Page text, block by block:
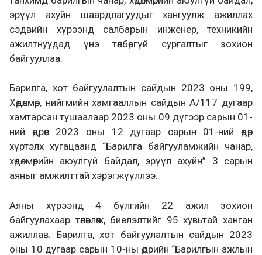
эрүүл ахуйн шаардлагуудыг хангуулж ажиллах
сэдвийн хүрээнд салбарын инженер, техникийн
ажилтнуудад үнэ төлбөргүй сургалтыг зохион
байгууллаа.
Барилга, хот байгуулалтын сайдын 2023 оны 199,
Хөдөлмөр, нийгмийн хамгааллын сайдын А/117 дугаар
хамтарсан тушаалаар 2023 оны 09 дүгээр сарын 01-
ний өдрөөс 2023 оны 12 дугаар сарын 01-ний өдөр
хүртэлх хугацаанд “Барилга байгууламжийн чанар,
хөдөлмөрийн аюулгүй байдал, эрүүл ахуйн” 3 сарын
аяныг амжилттай хэрэгжүүллээ.
Аяны хүрээнд 4 бүлгийн 22 ажил зохион
байгуулахаар төлөвлөж, биелэлтийг 95 хувьтай ханган
ажиллав. Барилга, хот байгуулалтын сайдын 2023
оны 10 дугаар сарын 10-ны өдрийн “Барилгын ажлын